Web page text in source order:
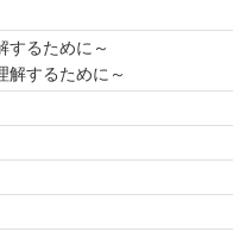
るために～
するために～